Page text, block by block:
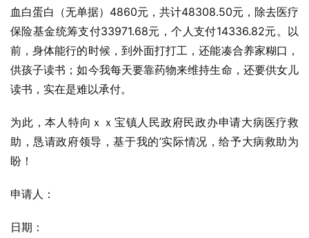
血白蛋白（无单据）4860元，共计48308.50元，除去医疗
保险基金统筹支付33971.68元，个人支付14336.82元。以
前，身体能行的时候，到外面打打工，还能凑合养家糊口，
供孩子读书；如今我每天要靠药物来维持生命，还要供女儿
读书，实在是难以承付。
为此，本人特向ｘｘ宝镇人民政府民政办申请大病医疗救
助，恳请政府领导，基于我的’实际情况，给予大病救助为
盼！
申请人：
日期：